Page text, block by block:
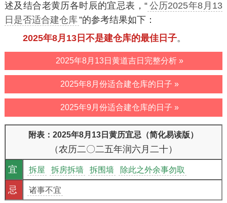
述及结合老黄历各时辰的宜忌表，“ 公历2025年8月13
日是否适合建仓库”的参考结果如下：
2025年8月13日不是建仓库的最佳日子。
2025年8月13日黄道吉日完整分析 »
2025年8月份适合建仓库的日子 »
2025年9月份适合建仓库的日子 »
附表：2025年8月13日黄历宜忌（简化易读版）
（农历二〇二五年润六月二十）
宜
拆屋 拆房拆墙 拆围墙
除此之外余事勿取
忌
诸事不宜